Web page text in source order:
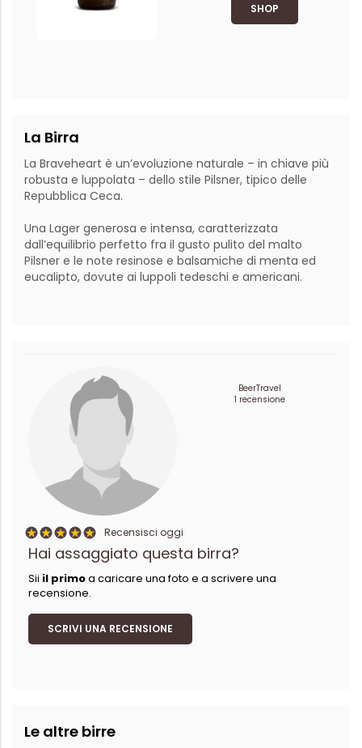
SHOP
La Birra
La Braveheart è un’evoluzione naturale – in chiave più
robusta e luppolata – dello stile Pilsner, tipico delle
Repubblica Ceca.
Una Lager generosa e intensa, caratterizzata
dall’equilibrio perfetto fra il gusto pulito del malto
Pilsner e le note resinose e balsamiche di menta ed
BeerTravel
1 recensione
Recensisci oggi
Hai assaggiato questa birra?
Sii il primoa caricare una foto e a scrivere una
recensione.
SCRIVI UNA RECENSIONE
Le altre birre